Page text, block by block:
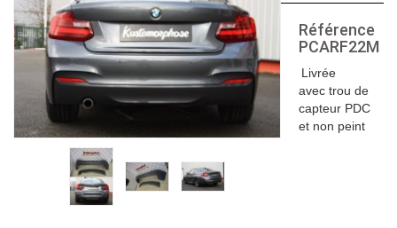
Référence
PCARF22M
Livrée
avec trou de
capteur PDC
et non peint